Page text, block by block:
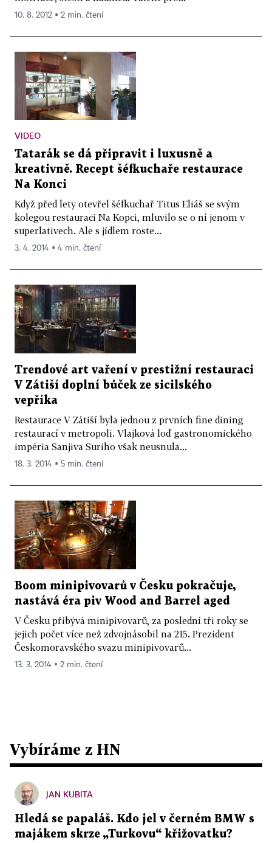
10. 8. 2012 ▪ 2 min. čtení
VIDEO
Tatarák se dá připravit i luxusně a
kreativně. Recept šéfkuchaře restaurace
Na Konci
Když před lety otevřel šéfkuchař Titus Eliáš se svým
kolegou restauraci Na Kopci, mluvilo se o ní jenom v
superlativech. Ale s jídlem roste...
3. 4. 2014 ▪ 4 min. čtení
Trendové art vaření v prestižní restauraci
V Zátiší doplní bůček ze sicilského
vepříka
Restaurace V Zátiší byla jednou z prvních fine dining
restaurací v metropoli. Vlajková loď gastronomického
impéria Sanjiva Suriho však neusnula...
18. 3. 2014 ▪ 5 min. čtení
Boom minipivovarů v Česku pokračuje,
nastává éra piv Wood and Barrel aged
V Česku přibývá minipivovarů, za poslední tři roky se
jejich počet více než zdvojnásobil na 215. Prezident
Českomoravského svazu minipivovarů...
13. 3. 2014 ▪ 2 min. čtení
Vybíráme z HN
JAN KUBITA
Hledá se papaláš. Kdo jel v černém BMW s
majákem skrze „Turkovu“ křižovatku?